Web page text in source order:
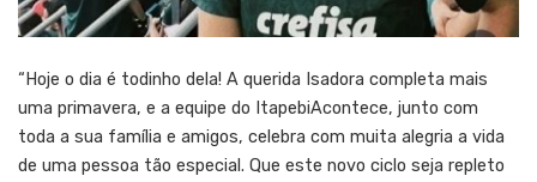
“Hoje o dia é todinho dela! A querida Isadora completa mais
uma primavera, e a equipe do ItapebiAcontece, junto com
toda a sua família e amigos, celebra com muita alegria a vida
de uma pessoa tão especial. Que este novo ciclo seja repleto